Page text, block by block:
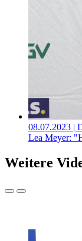
08.07.2023 |
Lea Meyer:
Weitere